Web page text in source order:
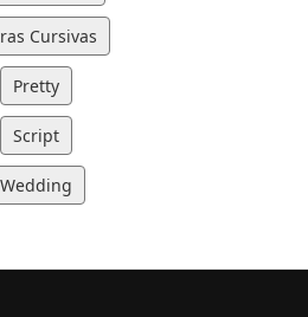
Cursivas
Pretty
Script
Wedding